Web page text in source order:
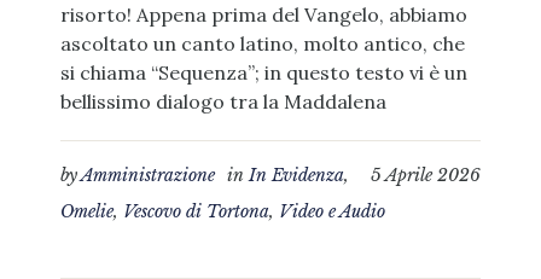
risorto! Appena prima del Vangelo, abbiamo
ascoltato un canto latino, molto antico, che
si chiama “Sequenza”; in questo testo vi è un
bellissimo dialogo tra la Maddalena
5 Aprile 2026
byAmministrazione inIn Evidenza,
Omelie, Vescovo di Tortona, Video e Audio